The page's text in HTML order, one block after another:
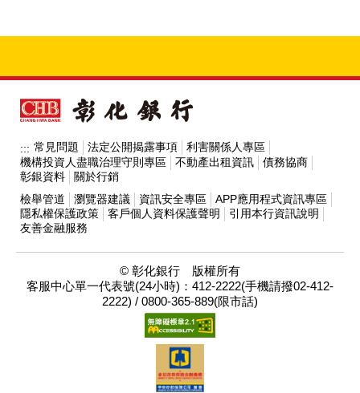
::: 常見問題 法定公開揭露事項
利害關係人專區
機構投資人盡職治理守則專區
不動產出租資訊
債務協商
彰銀資料
關於行銷
檢舉管道
瀏覽器建議 資訊安全專區
APP應用程式資訊專區
隱私權保護政策
客戶個人資料保護聲明
引用本行資訊說明
友善金融服務
© 彰化銀行 版權所有
客服中心單一代表號(24小時)：412-2222(手機請撥02-412-
2222) / 0800-365-889(限市話)